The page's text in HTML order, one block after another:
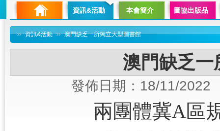
資訊&活動 本會簡介 圖協出版品
›› 資訊&活動 ›› 澳門缺乏一所獨立大型圖書館
澳門缺乏一
發佈日期：18/11/2022
兩團體冀A區